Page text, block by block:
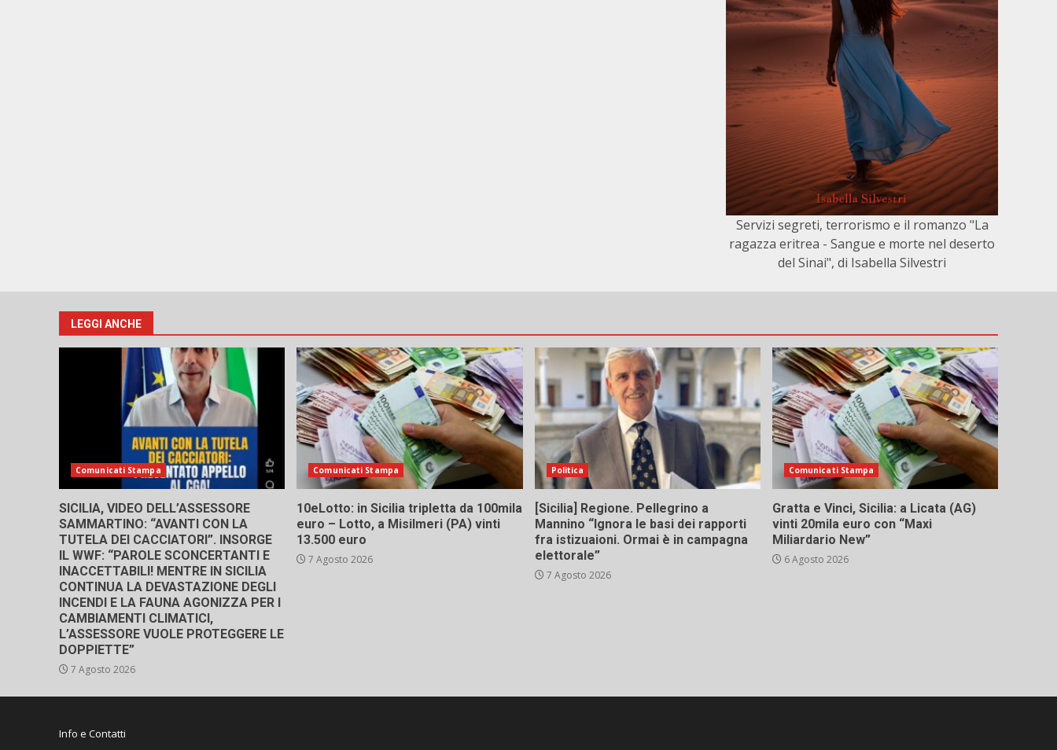
Servizi segreti, terrorismo e il romanzo "La
ragazza eritrea - Sangue e morte nel deserto
del Sinai", di Isabella Silvestri
LEGGI ANCHE
Comunicati Stampa
SICILIA, VIDEO DELL’ASSESSORE
SAMMARTINO: “AVANTI CON LA
TUTELA DEI CACCIATORI”. INSORGE
IL WWF: “PAROLE SCONCERTANTI E
INACCETTABILI! MENTRE IN SICILIA
CONTINUA LA DEVASTAZIONE DEGLI
INCENDI E LA FAUNA AGONIZZA PER I
CAMBIAMENTI CLIMATICI,
L’ASSESSORE VUOLE PROTEGGERE LE
DOPPIETTE”
7 Agosto 2026
Comunicati Stampa
10eLotto: in Sicilia tripletta da 100mila
euro – Lotto, a Misilmeri (PA) vinti
13.500 euro
7 Agosto 2026
Politica
[Sicilia] Regione. Pellegrino a
Mannino “Ignora le basi dei rapporti
fra istizuaioni. Ormai è in campagna
elettorale”
7 Agosto 2026
Comunicati Stampa
Gratta e Vinci, Sicilia: a Licata (AG)
vinti 20mila euro con “Maxi
Miliardario New”
6 Agosto 2026
Info e Contatti